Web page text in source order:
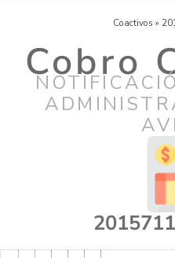
Coactivos »
Cobro